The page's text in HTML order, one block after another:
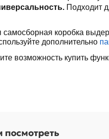
Подходит
коробка
дополнительно
возможность купить